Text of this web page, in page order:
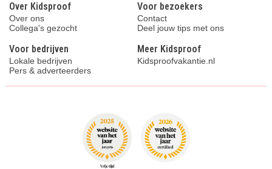
Over Kidsproof
Over ons
Collega's gezocht
Voor bezoekers
Contact
Deel jouw tips met ons
Voor bedrijven
Lokale bedrijven
Pers & adverteerders
Meer Kidsproof
Kidsproofvakantie.nl